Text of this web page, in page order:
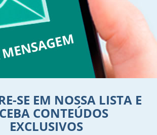
SE EM NOSSA LISTA E
CONTEÚDOS
EXCLUSIVOS